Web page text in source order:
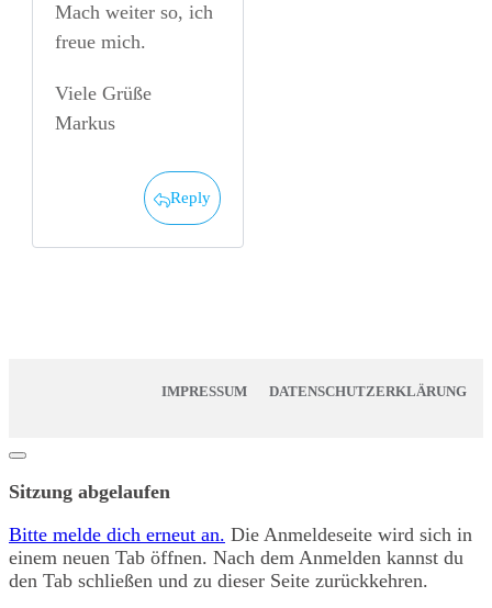
Mach weiter so, ich
freue mich.
Viele Grüße
Markus
Reply
IMPRESSUM DATENSCHUTZERKLÄRUNG
Dialog
Sitzung abgelaufen
Bitte melde dich erneut an. Die Anmeldeseite wird sich in
einem neuen Tab öffnen. Nach dem Anmelden kannst du
den Tab schließen und zu dieser Seite zurückkehren.